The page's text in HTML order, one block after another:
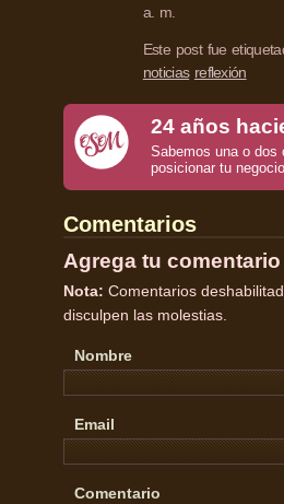
a. m.
Este post fue
noticias reflexión
24 años
Sabemos una o dos
posicionar tu
Comentarios
Agrega tu comentario
Nota: Comentarios
disculpen las molestias.
Nombre
Email
Comentario